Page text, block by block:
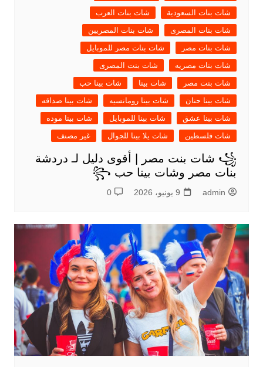
شات بنات السعودية
شات بنات العرب
شات بنات المصرى
شات بنات المصريين
شات بنات مصر
شات بنات مصر للموبايل
شات بنات مصريه
شات بنت المصرى
شات بنت مصر
شات بينا
شات بينا حب
شات بينا حنان
شات بينا رومانسيه
شات بينا صداقه
شات بينا عشق
شات بينا للموبايل
شات بينا موده
شات فلسطين
شات يلا بينا للجوال غير مصنف
꧁ شات بنت مصر | أقوى دليل لـ دردشة
بنات مصر وشات بينا حب ꧂
admin 9 يونيو، 2026 0